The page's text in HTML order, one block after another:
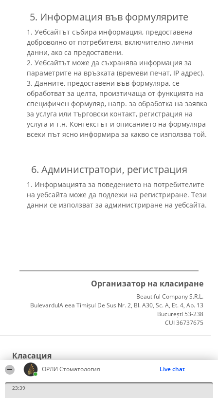
ОРЛИ Стоматология Live chat
23:39
5. Информация във формулярите
1. Уебсайтът събира информация, предоставена
доброволно от потребителя, включително лични
данни, ако са предоставени.
2. Уебсайтът може да съхранява информация за
параметрите на връзката (времеви печат, IP адрес).
3. Данните, предоставени във формуляра, се
обработват за целта, произтичаща от функцията на
специфичен формуляр, напр. за обработка на заявка
за услуга или търговски контакт, регистрация на
услуга и т.н. Контекстът и описанието на формуляра
всеки път ясно информира за какво се използва той.
6. Администратори, регистрация
1. Информацията за поведението на потребителите
на уебсайта може да подлежи на регистриране. Тези
данни се използват за администриране на уебсайта.
Организатор на класиране
Beautiful Company S.R.L.
BulevardulAleea Timișul De Sus Nr. 2, Bl. A30, Sc. A, Et. 4, Ap. 13
București 53-238
CUI 36737675
Класация
Победители
Списък на всички победители
Правила